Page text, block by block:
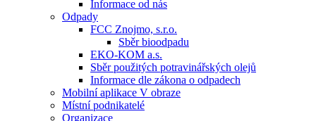
Informace od nás
Odpady
FCC Znojmo, s.r.o.
Sběr bioodpadu
EKO-KOM a.s.
Sběr použitých potravinářských olejů
Informace dle zákona o odpadech
Mobilní aplikace V obraze
Místní podnikatelé
Organizace